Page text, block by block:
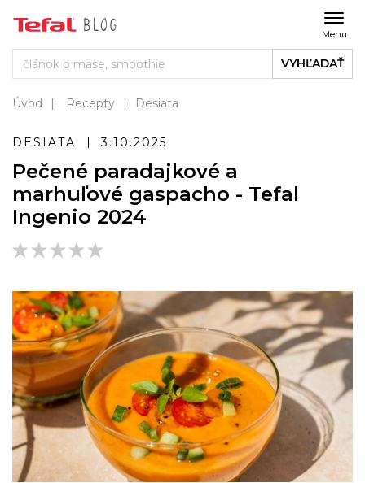
Menu
VYHĽADAŤ
Úvod Recepty Desiata
DESIATA 3.10.2025
Pečené paradajkové a
marhuľové gaspacho - Tefal
Ingenio 2024